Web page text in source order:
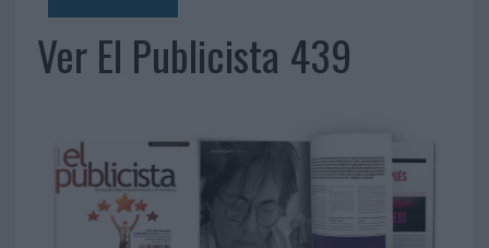
Ver El Publicista 439